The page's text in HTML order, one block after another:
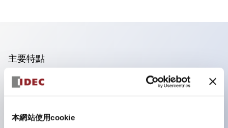
本網站使用cookie
主要特點
可進行集合密著安裝
附鎖選擇開關採用高安全性的彈子鎖結構
防護結構為IP65（IEC60529）